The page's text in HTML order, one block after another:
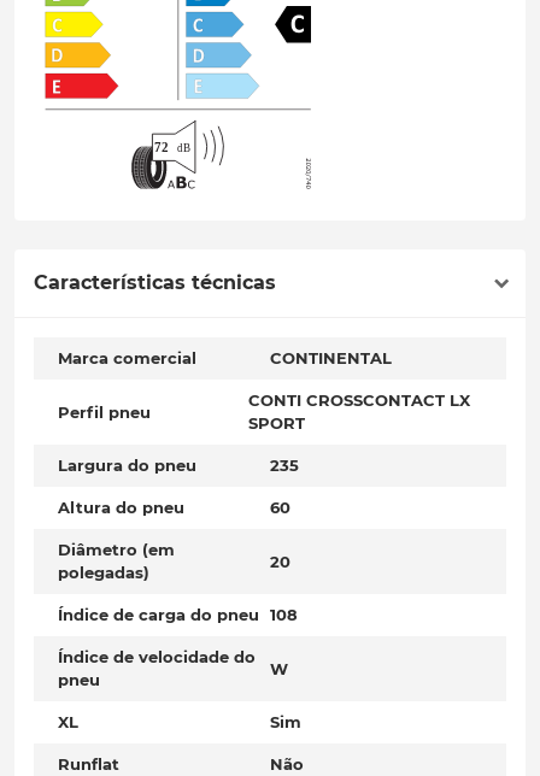
Características técnicas
Marca comercial CONTINENTAL
Perfil pneu
CONTI CROSSCONTACT LX
SPORT
Largura do pneu 235
Altura do pneu 60
Diâmetro (em
polegadas)
20
Índice de carga do pneu 108
Índice de velocidade do
pneu
W
XL Sim
Runflat Não